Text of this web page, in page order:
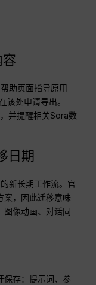
助页面指导原用
该处申请导出。
并提醒相关Sora数
日期
新长期工作流。官
案，因此迁移意味
图像动画、对话同
保存：提示词、参